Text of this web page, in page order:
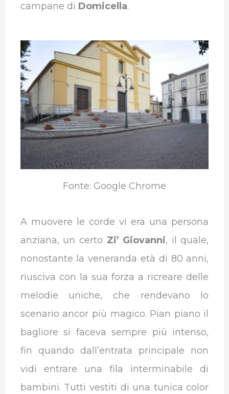
campane di Domicella.
Fonte: Google Chrome
A muovere le corde vi era una persona
anziana, un certo Zi’ Giovanni, il quale,
nonostante la veneranda età di 80 anni,
riusciva con la sua forza a ricreare delle
melodie uniche, che rendevano lo
scenario ancor più magico. Pian piano il
bagliore si faceva sempre più intenso,
fin quando dall’entrata principale non
vidi entrare una fila interminabile di
bambini. Tutti vestiti di una tunica color